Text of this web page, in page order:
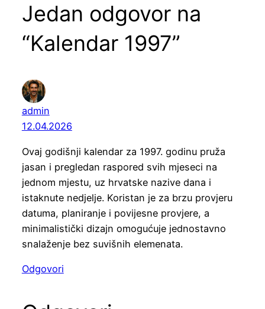
Jedan odgovor na
“Kalendar 1997”
admin
12.04.2026
Ovaj godišnji kalendar za 1997. godinu pruža
jasan i pregledan raspored svih mjeseci na
jednom mjestu, uz hrvatske nazive dana i
istaknute nedjelje. Koristan je za brzu provjeru
datuma, planiranje i povijesne provjere, a
minimalistički dizajn omogućuje jednostavno
snalaženje bez suvišnih elemenata.
Odgovori